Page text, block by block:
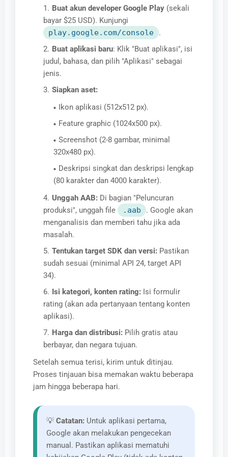
Buat akun developer Google Play (sekali
bayar $25 USD). Kunjungi
play.google.com/console
.
Buat aplikasi baru: Klik "Buat aplikasi", isi
judul, bahasa, dan pilih "Aplikasi" sebagai
jenis.
Siapkan aset:
Ikon aplikasi (512x512 px).
Feature graphic (1024x500 px).
Screenshot (2-8 gambar, minimal
320x480 px).
Deskripsi singkat dan deskripsi lengkap
(80 karakter dan 4000 karakter).
Unggah AAB: Di bagian "Peluncuran
produksi", unggah file
.aab
. Google akan
menganalisis dan memberi tahu jika ada
masalah.
Tentukan target SDK dan versi: Pastikan
sudah sesuai (minimal API 24, target API
34).
Isi kategori, konten rating: Isi formulir
rating (akan ada pertanyaan tentang konten
aplikasi).
Harga dan distribusi: Pilih gratis atau
berbayar, dan negara tujuan.
Setelah semua terisi, kirim untuk ditinjau.
Proses tinjauan bisa memakan waktu beberapa
jam hingga beberapa hari.
💡 Catatan: Untuk aplikasi pertama,
Google akan melakukan pengecekan
manual. Pastikan aplikasi mematuhi